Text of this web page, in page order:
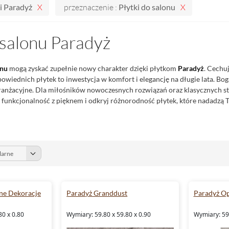
Paradyż przeznaczenie : Płytki do salonu
Paradyż
mogą zyskać zupełnie nowy charakter dzięki płytkom Paradyż.
płytek to inwestycja w komfort i elegancję na długie lata.
Dla miłośników nowoczesnych rozwiązań oraz klasycznych
funkcjonalność z pięknem i odkryj różnorodność płytek, które
Dekoracje
x 0.80
Paradyż Granddust
Wymiary: 59.80 x 59.80 x 0.90
Paradyż
Wymiary: